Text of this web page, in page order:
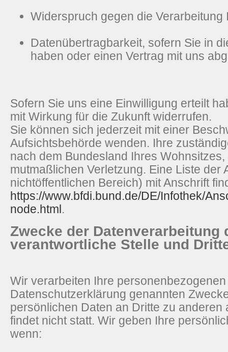
Widerspruch gegen die Verarbeitung
Datenübertragbarkeit, sofern Sie in
haben oder einen Vertrag mit uns
Sofern Sie uns eine Einwilligung erteilt
mit Wirkung für die Zukunft widerrufen.
Sie können sich jederzeit mit einer
Aufsichtsbehörde wenden. Ihre
nach dem Bundesland Ihres
mutmaßlichen Verletzung. Eine Liste der
nichtöffentlichen Bereich) mit Anschrift
https://www.bfdi.bund.de/DE/Infothek/
node.html.
Zwecke der Datenverarbeitung
verantwortliche Stelle und
Wir verarbeiten Ihre
Datenschutzerklärung genannten
persönlichen Daten an Dritte zu
findet nicht statt. Wir geben Ihre
wenn: